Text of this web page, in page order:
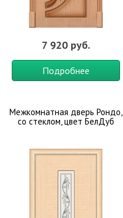
7 920 руб.
Подробнее
Межкомнатная дверь Рондо,
со стеклом, цвет БелДуб